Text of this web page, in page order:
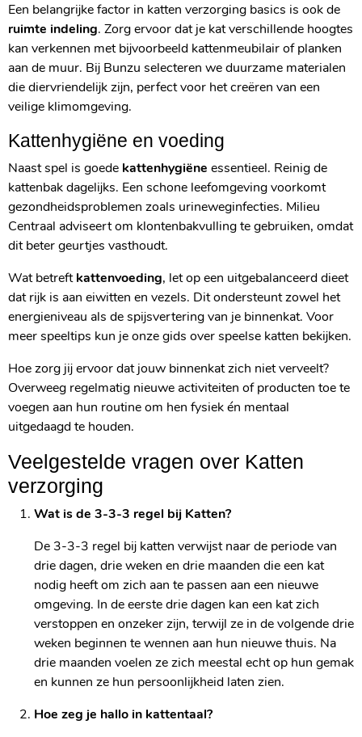
Een belangrijke factor in katten verzorging basics is ook de
ruimte indeling. Zorg ervoor dat je kat verschillende hoogtes
kan verkennen met bijvoorbeeld kattenmeubilair of planken
aan de muur. Bij Bunzu selecteren we duurzame materialen
die diervriendelijk zijn, perfect voor het creëren van een
veilige klimomgeving.
Kattenhygiëne en voeding
Naast spel is goede kattenhygiëne essentieel. Reinig de
kattenbak dagelijks. Een schone leefomgeving voorkomt
gezondheidsproblemen zoals urineweginfecties. Milieu
Centraal adviseert om klontenbakvulling te gebruiken, omdat
dit beter geurtjes vasthoudt.
Wat betreftkattenvoeding, let op een uitgebalanceerd dieet
dat rijk is aan eiwitten en vezels. Dit ondersteunt zowel het
energieniveau als de spijsvertering van je binnenkat. Voor
meer speeltips kun je onze gids over speelse katten bekijken.
Hoe zorg jij ervoor dat jouw binnenkat zich niet verveelt?
Overweeg regelmatig nieuwe activiteiten of producten toe te
voegen aan hun routine om hen fysiek én mentaal
uitgedaagd te houden.
Veelgestelde vragen over Katten
verzorging
Wat is de 3-3-3 regel bij Katten?
De 3-3-3 regel bij katten verwijst naar de periode van
drie dagen, drie weken en drie maanden die een kat
nodig heeft om zich aan te passen aan een nieuwe
omgeving. In de eerste drie dagen kan een kat zich
verstoppen en onzeker zijn, terwijl ze in de volgende drie
weken beginnen te wennen aan hun nieuwe thuis. Na
drie maanden voelen ze zich meestal echt op hun gemak
en kunnen ze hun persoonlijkheid laten zien.
Hoe zeg je hallo in kattentaal?